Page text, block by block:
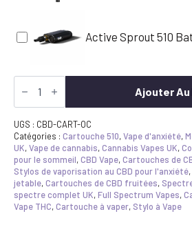
Active Sprout 510
quantité
de
CBD
Vape
Cartridge
Ajouter Au
UGS : CBD-CART-OC
Catégories : Cartouche 510,Vape d'anxiété,
UK,Vape de cannabis,Cannabis Vapes UK,
pour le sommeil,CBD Vape,Cartouches de
Stylos de vaporisation au CBD pour l'anxiété,
jetable,Cartouches de CBD fruitées,
spectre complet UK,Full Spectrum Vapes,
Vape THC,Cartouche à vaper, Stylo à Vape